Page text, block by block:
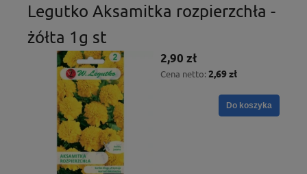
Legutko Aksamitka rozpierzchła -
żółta 1g st
2,90 zł
Cena netto: 2,69 zł
Do koszyka